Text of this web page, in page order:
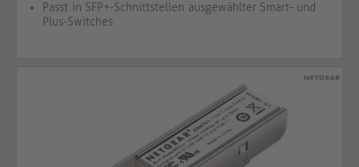
Passt in SFP+-Schnittstellen ausgewählter Smart- und
Plus-Switches